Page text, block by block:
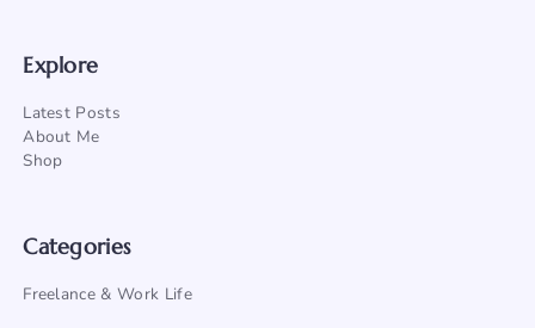
Explore
Latest Posts
About Me
Shop
Categories
Freelance & Work Life